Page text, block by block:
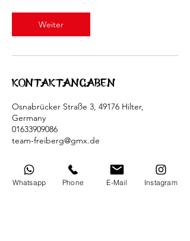
Weiter
Kontaktangaben
Osnabrücker Straße 3, 49176 Hilter,
Germany
01633909086
team-freiberg@gmx.de
Whatsapp Phone E-Mail Instagram